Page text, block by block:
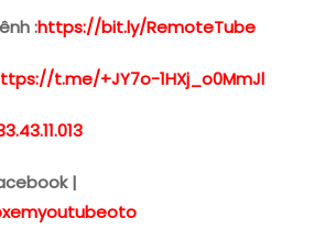
:https://bit.ly/RemoteTube
t.me/+JY7o-1HXj_o0MmJl
|